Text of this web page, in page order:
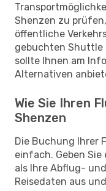
Shenzen zu
öffentliche
gebuchten Shuttle
sollte Ihnen am
Alternativen
Wie Sie Ihren
Shenzen
Die Buchung Ihrer
einfach. Geben
als Ihre Abflug-
Reisedaten aus